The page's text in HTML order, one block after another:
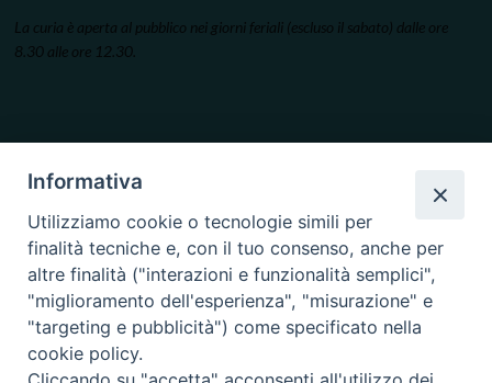
La curia è aperta al pubblico nei giorni feriali (escluso il sabato) dalle ore
8.30 alle ore 12.30.
Informativa
Utilizziamo cookie o tecnologie simili per
finalità tecniche e, con il tuo consenso, anche per
altre finalità ("interazioni e funzionalità semplici",
"miglioramento dell'esperienza", "misurazione" e
"targeting e pubblicità") come specificato nella
cookie policy.